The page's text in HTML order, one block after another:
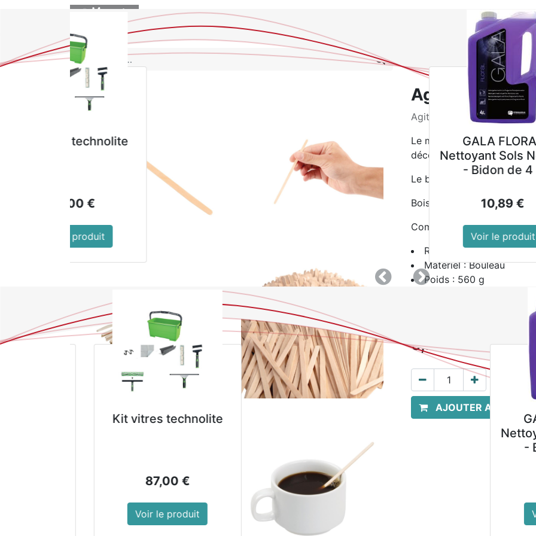
BOUTIQUE 0
Tous les produits
Agitateurs en
Agitateurs en bois
Le matériau
décomposer dans la terre
Le bois de bouleau est
Bois de bouleau solide et
Compatible micro-ondes
Référence : DK392
Matériel : Bouleau
Poids : 560 g
Montrer les prix avec
5,79€ hors TVA
AJOUTER AU PANIER
GALA FLORAL
Nettoyant Sols Neutre
- Bidon de 4 L
Autolaveuse à
batterie ROLLY
7,5 M33 BC 10Ah
2 499,00€
Voir le produit
PrécedentSuivant
- Bidon de 4 L
10,89
Voir le produit
batterie
7,5 M33
2
Voir le